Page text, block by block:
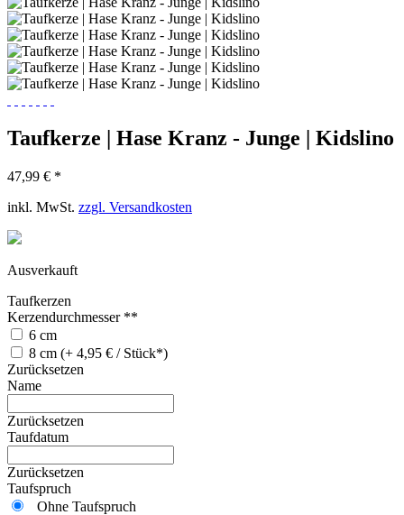
Taufkerze | Hase Kranz - Junge | Kidslino
47,99 € *
inkl. MwSt. zzgl. Versandkosten
Ausverkauft
Taufkerzen
Kerzendurchmesser **
6 cm
8 cm (+ 4,95 € / Stück*)
Zurücksetzen
Name
Zurücksetzen
Taufdatum
Zurücksetzen
Taufspruch
Ohne Taufspruch